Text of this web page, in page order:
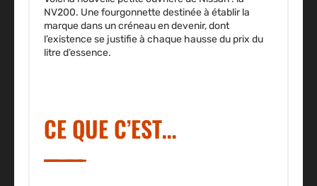
NV200. Une fourgonnette destinée à établir la
marque dans un créneau en devenir, dont
l’existence se justifie à chaque hausse du prix du
litre d’essence.
CE QUE C’EST…